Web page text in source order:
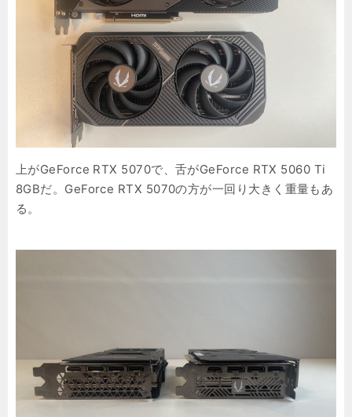
上がGeForce RTX 5070で、舌がGeForce RTX 5060 Ti
8GBだ。GeForce RTX 5070の方が一回り大きく重量もあ
る。